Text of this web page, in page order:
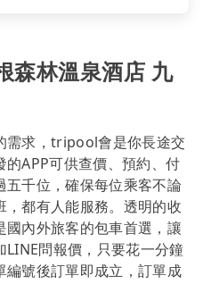
森林溫泉酒店 九
需求，tripool會是你長途交
APP可供查價、預約、付
千位，確保每位乘客不論
都有人能服務。透明的收
內外旅客的包車首選，讓
問報價，只要花一分鐘
號後訂單即成立，訂單成